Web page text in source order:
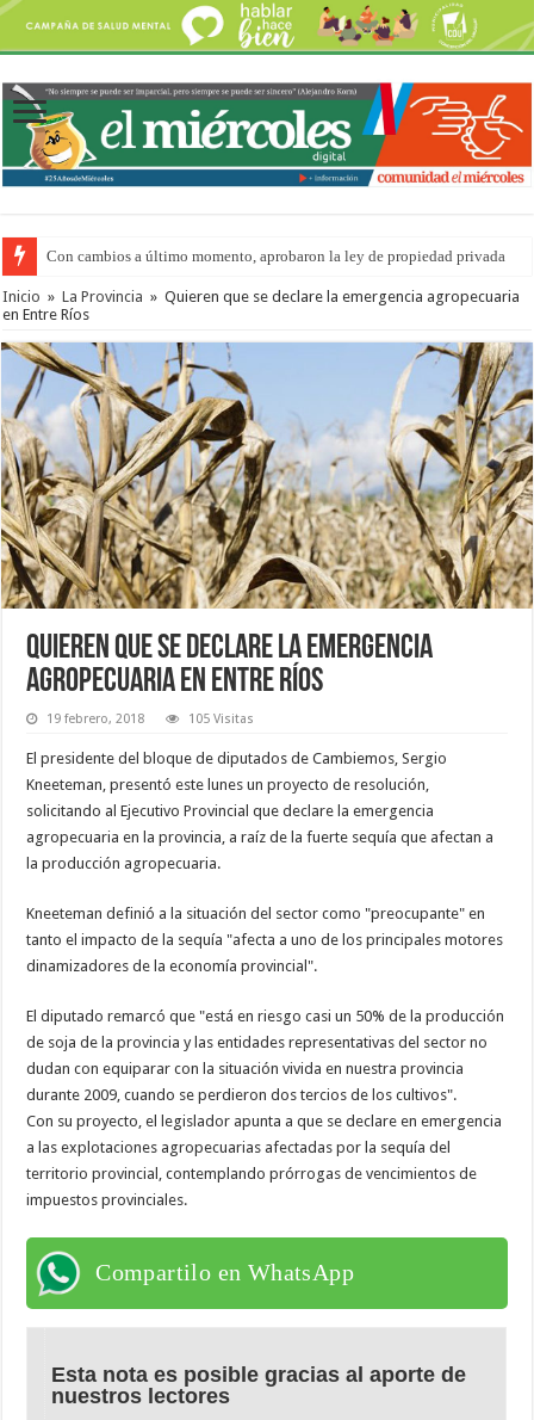
Con cambios a último momento, aprobaron la ley de propiedad privada
Inicio » La Provincia » Quieren que se declare la emergencia agropecuaria
en Entre Ríos
Quieren que se declare la emergencia
agropecuaria en Entre Ríos
19 febrero, 2018 105 Visitas
El presidente del bloque de diputados de Cambiemos, Sergio
Kneeteman, presentó este lunes un proyecto de resolución,
solicitando al Ejecutivo Provincial que declare la emergencia
agropecuaria en la provincia, a raíz de la fuerte sequía que afectan a
la producción agropecuaria.
Kneeteman definió a la situación del sector como "preocupante" en
tanto el impacto de la sequía "afecta a uno de los principales motores
dinamizadores de la economía provincial".
El diputado remarcó que "está en riesgo casi un 50% de la producción
de soja de la provincia y las entidades representativas del sector no
dudan con equiparar con la situación vivida en nuestra provincia
durante 2009, cuando se perdieron dos tercios de los cultivos".
Con su proyecto, el legislador apunta a que se declare en emergencia
a las explotaciones agropecuarias afectadas por la sequía del
territorio provincial, contemplando prórrogas de vencimientos de
impuestos provinciales.
Compartilo en WhatsApp
Esta nota es posible gracias al aporte de
nuestros lectores